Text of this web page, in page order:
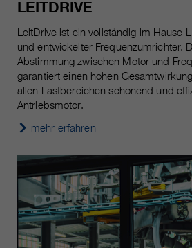
LEITDRIVE
LeitDrive ist ein vollständig im Hause
und entwickelter Frequenzumrichter.
Abstimmung zwischen Motor und
garantiert einen hohen
allen Lastbereichen schonend und
Antriebsmotor.
mehr erfahren